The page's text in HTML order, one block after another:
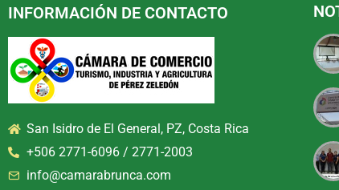
INFORMACIÓN DE CONTACTO
San Isidro de El General, PZ, Costa Rica
+506 2771-6096 / 2771-2003
info@camarabrunca.com